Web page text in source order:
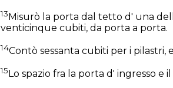
13Misurò la porta dal tetto d' una
venticinque cubiti, da porta a porta.
14Contò sessanta cubiti per i
15 Lo spazio fra la porta d' ingresso